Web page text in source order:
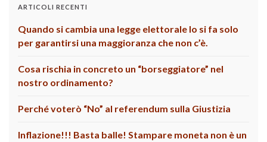
ARTICOLI RECENTI
Quando si cambia una legge elettorale lo si fa solo
per garantirsi una maggioranza che non c’è.
Cosa rischia in concreto un “borseggiatore” nel
nostro ordinamento?
Perché voterò “No” al referendum sulla Giustizia
Inflazione!!! Basta balle! Stampare moneta non è un